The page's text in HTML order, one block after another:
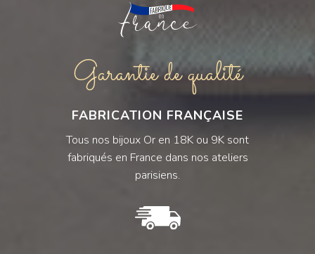
Garantie de qualité
FABRICATION FRANÇAISE
Tous nos bijoux Or en 18K ou 9K sont
fabriqués en France dans nos ateliers
parisiens.